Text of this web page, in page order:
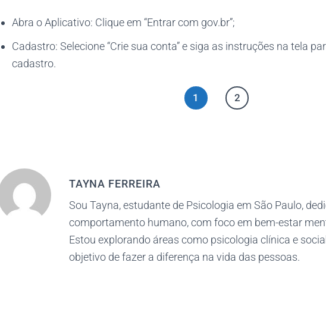
Abra o Aplicativo: Clique em “Entrar com gov.br”;
Cadastro: Selecione “Crie sua conta” e siga as instruções na tela
cadastro.
1 2
TAYNA FERREIRA
Sou Tayna, estudante de Psicologia em São Paulo,
comportamento humano, com foco em bem-estar
Estou explorando áreas como psicologia clínica e
objetivo de fazer a diferença na vida das pessoas.